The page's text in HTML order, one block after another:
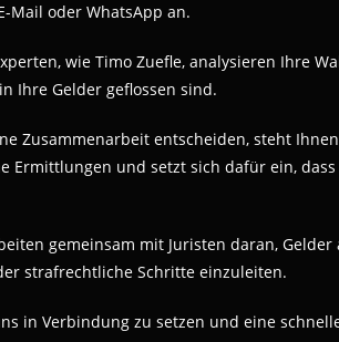
Mail oder WhatsApp an.
wie Timo Zuefle, analysieren Ihre
Ihre Gelder geflossen sind.
Zusammenarbeit entscheiden, steht
Ermittlungen und setzt sich dafür ein,
gemeinsam mit Juristen daran,
strafrechtliche Schritte einzuleiten.
in Verbindung zu setzen und eine